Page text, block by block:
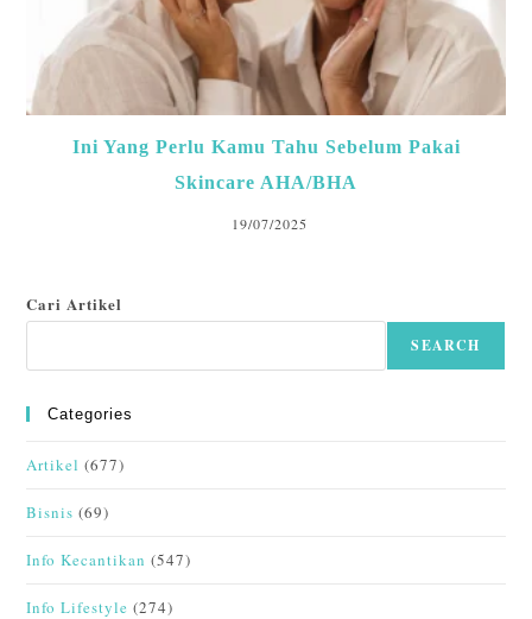
Ini Yang Perlu Kamu Tahu Sebelum Pakai
Skincare AHA/BHA
19/07/2025
Cari Artikel
SEARCH
Categories
Artikel (677)
Bisnis (69)
Info Kecantikan (547)
Info Lifestyle (274)